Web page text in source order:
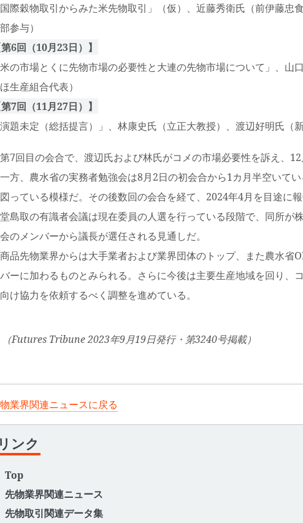
国際穀物取引からみた米先物取引」（仮）、近藤秀衛氏（前伊藤
参与）
第6回（10月23日）】
米の市場とくに先物市場の必要性と大連の先物市場について」、
生産組合代表）
第7回（11月27日）】
演題未定（総括提言）」、林康史氏（立正大教授）、渡辺好明氏（
7回目の会合で、渡辺氏および林氏がコメの市場必要性を訴え、12
方、農水省の実務者勉強会は8月2日の初会合から1カ月半空いて
っている模様だ。その後数回の会合を経て、2024年4月を目途に
島取の有識者会議は現在委員の人選を行っている段階で、同所が
のメンバーから議長が選任される見通しだ。
品先物業界からは大手業者および業界団体のトップ、また農水省
ーに加わるものとみられる。さらに今後は主要生産地域を回り、
け協力を依頼するべく調整を進めている。
（Futures Tribune 2023年9月19日発行・第3240号掲載）
業界関連ニュースに戻る
リンク
Top
先物業界関連ニュース
先物取引関連データ集